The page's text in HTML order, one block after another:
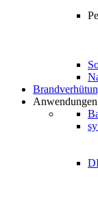
Anwendungen